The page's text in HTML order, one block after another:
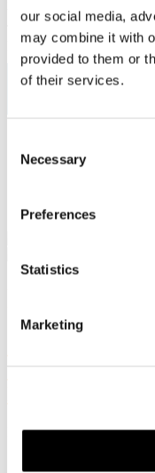
our social media,
may combine it with
provided to them or
of their services.
Selection
Necessary
Preferences
Statistics
Marketing
Viale Pasteur, 8/10 -
Tel. +39 06-591.91.31/40
Fax. +39 06-591.0876
Home
firma di Massimo
Dettagli
Pubblicato: 04